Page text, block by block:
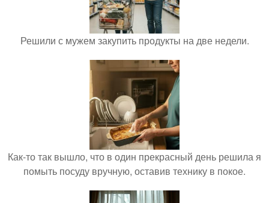
Решили с мужем закупить продукты на две недели.
Как-то так вышло, что в один прекрасный день решила я
помыть посуду вручную, оставив технику в покое.